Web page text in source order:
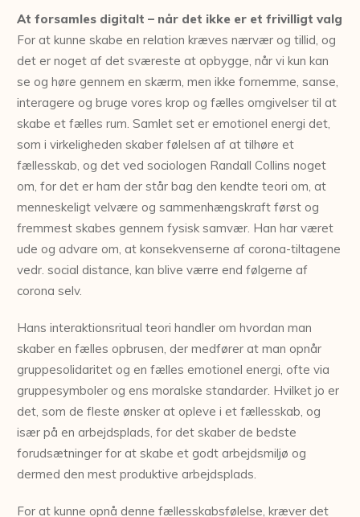
At forsamles digitalt – når det ikke er et frivilligt valg
For at kunne skabe en relation kræves nærvær og tillid, og
det er noget af det sværeste at opbygge, når vi kun kan
se og høre gennem en skærm, men ikke fornemme, sanse,
interagere og bruge vores krop og fælles omgivelser til at
skabe et fælles rum. Samlet set er emotionel energi det,
som i virkeligheden skaber følelsen af at tilhøre et
fællesskab, og det ved sociologen Randall Collins noget
om, for det er ham der står bag den kendte teori om, at
menneskeligt velvære og sammenhængskraft først og
fremmest skabes gennem fysisk samvær. Han har været
ude og advare om, at konsekvenserne af corona-tiltagene
vedr. social distance, kan blive værre end følgerne af
corona selv.
Hans interaktionsritual teori handler om hvordan man
skaber en fælles opbrusen, der medfører at man opnår
gruppesolidaritet og en fælles emotionel energi, ofte via
gruppesymboler og ens moralske standarder. Hvilket jo er
det, som de fleste ønsker at opleve i et fællesskab, og
især på en arbejdsplads, for det skaber de bedste
forudsætninger for at skabe et godt arbejdsmiljø og
dermed den mest produktive arbejdsplads.
For at kunne opnå denne fællesskabsfølelse, kræver det